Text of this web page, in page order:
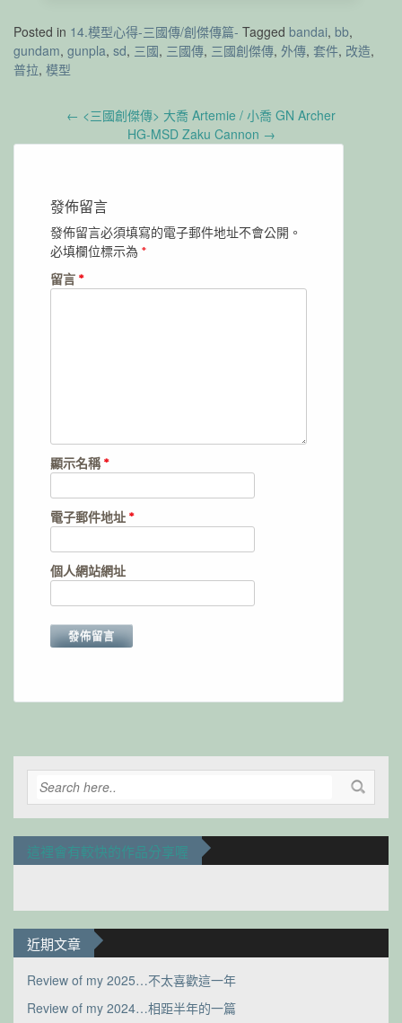
Posted in 14.模型心得-三國傳/創傑傳篇- Tagged bandai, bb,
gundam, gunpla, sd, 三國, 三國傳, 三國創傑傳, 外傳, 套件, 改造,
普拉, 模型
← <三國創傑傳> 大喬 Artemie / 小喬 GN Archer
HG-MSD Zaku Cannon →
發佈留言
發佈留言必須填寫的電子郵件地址不會公開。
必填欄位標示為 *
留言 *
顯示名稱*
電子郵件地址 *
個人網站網址
這裡會有較快的作品分享喔
近期文章
Review of my 2025…不太喜歡這一年
Review of my 2024…相距半年的一篇